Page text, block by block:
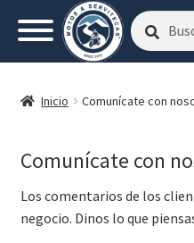
Buscar
por:
Buscar
Inicio Comunícate con
Comunícate con
Los comentarios de los
negocio. Dinos lo que